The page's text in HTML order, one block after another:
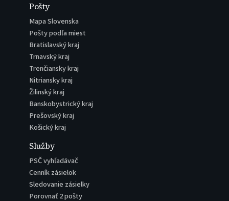
Pošty
Mapa Slovenska
Pošty podľa miest
Bratislavský kraj
Trnavský kraj
Trenčiansky kraj
Nitriansky kraj
Žilinský kraj
Banskobystrický kraj
Prešovský kraj
Košický kraj
Služby
PSČ vyhľadávač
Cenník zásielok
Sledovanie zásielky
Porovnať 2 pošty